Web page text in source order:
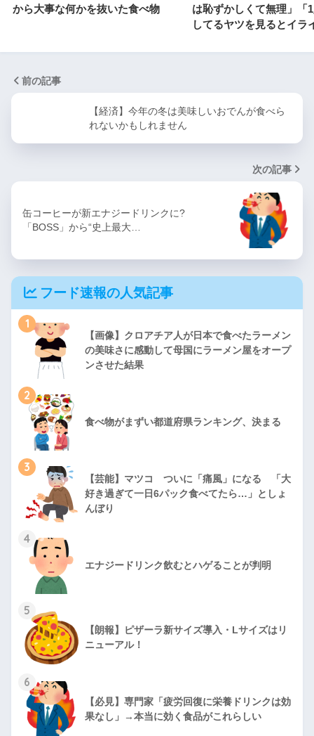
から大事な何かを抜いた食べ物
は恥ずかしくて無理」「
してるヤツを見るとイラ
前の記事
【経済】今年の冬は美味しいおでんが食べら
れないかもしれません
次の記事
缶コーヒーが新エナジードリンクに?
「BOSS」から“史上最大…
フード速報の人気記事
1
【画像】クロアチア人が日本で食べたラーメン
の美味さに感動して母国にラーメン屋をオープ
ンさせた結果
2
食べ物がまずい都道府県ランキング、決まる
3
【芸能】マツコ ついに「痛風」になる 「大
好き過ぎて一日6パック食べてたら…」としょ
んぼり
4
エナジードリンク飲むとハゲることが判明
5
【朗報】ピザーラ新サイズ導入・Lサイズはリ
ニューアル！
6
【必見】専門家「疲労回復に栄養ドリンクは効
果なし」→本当に効く食品がこれらしい